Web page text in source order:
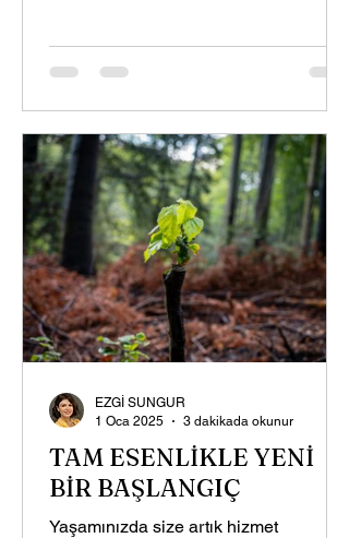
TAM ESENLİKLE YENİ
BİR BAŞLANGIÇ
Yaşamınızda size artık hizmet
EZGİ SUNGUR
1 Oca 2025
3 dakikada okunur